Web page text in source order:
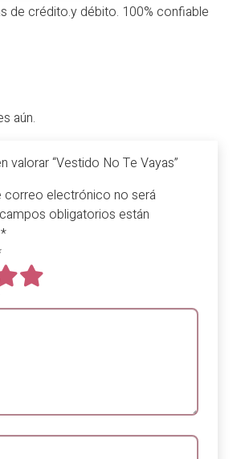
de crédito.y débito. 100% confiable
aún.
valorar “Vestido No Te Vayas”
correo electrónico no será
obligatorios están
*